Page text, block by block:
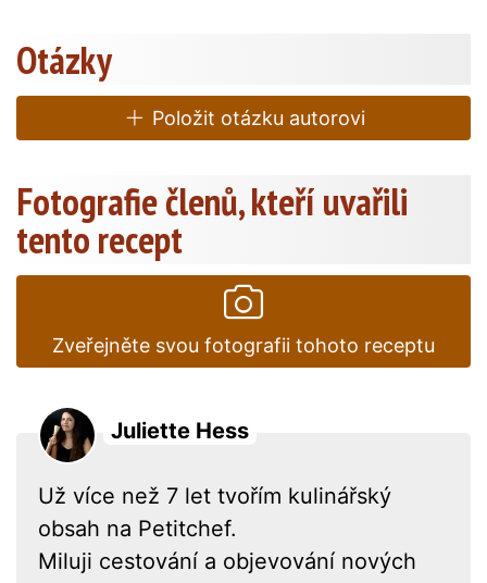
Otázky
Položit otázku autorovi
Fotografie členů, kteří uvařili
tento recept
Zveřejněte svou fotografii tohoto receptu
Juliette Hess
Už více než 7 let tvořím kulinářský
obsah na Petitchef.
Miluji cestování a objevování nových